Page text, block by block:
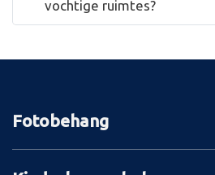
vochtige ruimtes?
Fotobehang